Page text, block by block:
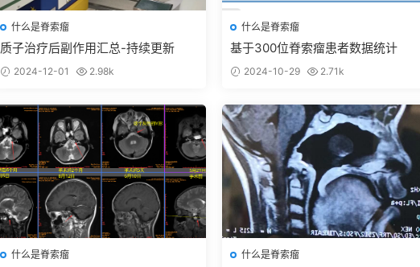
什么是脊索瘤
质子治疗后副作用汇总-持续更新
2024-12-01 2.98k
什么是脊索瘤
基于300位脊索瘤患者数据统计
2024-10-29 2.71k
什么是脊索瘤 什么是脊索瘤